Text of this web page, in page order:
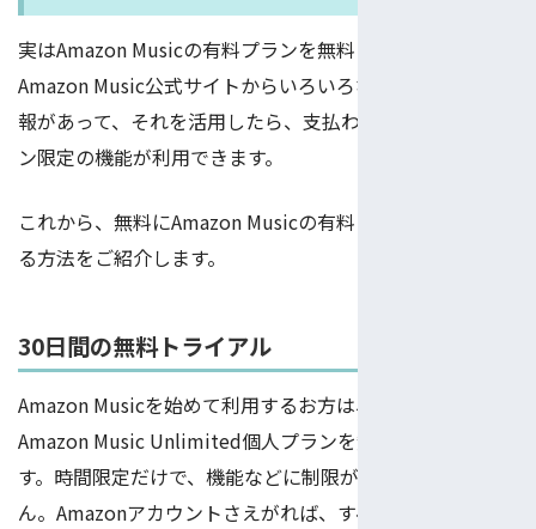
実はAmazon Musicの有料プランを無料に利用できます！
Amazon Music公式サイトからいろいろなキャンペーン情
報があって、それを活用したら、支払わなくても有料プラ
ン限定の機能が利用できます。
これから、無料にAmazon Musicの有料プランを利用でき
る方法をご紹介します。
30日間の無料トライアル
Amazon Musicを始めて利用するお方は、30日間に
Amazon Music Unlimited個人プランを無料試しできま
す。時間限定だけで、機能などに制限がぜんぜんありませ
ん。Amazonアカウントさえがれば、すべての有料機能を